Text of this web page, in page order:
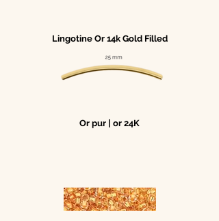
Lingotine Or 14k Gold Filled
Or pur | or 24K